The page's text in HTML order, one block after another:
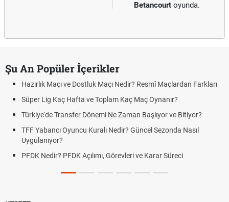
Betancourt oyunda.
Şu An Popüler İçerikler
Hazırlık Maçı ve Dostluk Maçı Nedir? Resmî Maçlardan Farkları
Süper Lig Kaç Hafta ve Toplam Kaç Maç Oynanır?
Türkiye'de Transfer Dönemi Ne Zaman Başlıyor ve Bitiyor?
TFF Yabancı Oyuncu Kuralı Nedir? Güncel Sezonda Nasıl
Uygulanıyor?
PFDK Nedir? PFDK Açılımı, Görevleri ve Karar Süreci